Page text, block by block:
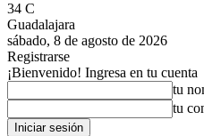
34 C
Guadalajara
sábado, 8 de agosto de 2026
Registrarse
¡Bienvenido! Ingresa en tu cuenta
tu
tu